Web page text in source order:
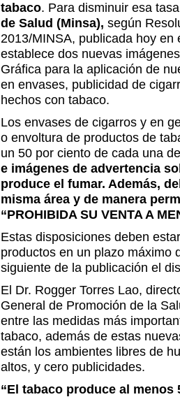
tabaco. Para disminuir esa
de Salud (Minsa), según
2013/MINSA, publicada hoy en
establece dos nuevas
Gráfica para la aplicación de
en envases, publicidad de
hechos con tabaco.
Los envases de cigarros y en
o envoltura de productos de
un 50 por ciento de cada una
e imágenes de advertencia
produce el fumar. Además,
misma área y de manera
“PROHIBIDA SU VENTA A
Estas disposiciones deben
productos en un plazo máximo
siguiente de la publicación el
El Dr. Rogger Torres Lao,
General de Promoción de la
entre las medidas más
tabaco, además de estas
están los ambientes libres de
altos, y cero publicidades.
“El tabaco produce al menos